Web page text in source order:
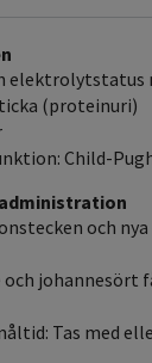
elektrolytstatus
(proteinuri)
Child-
och
johannesört
Tas med